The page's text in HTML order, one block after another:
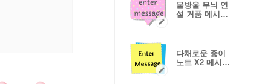
물방울 무늬 연
설 거품 메시지
다채로운 종이
노트 X2 메시지